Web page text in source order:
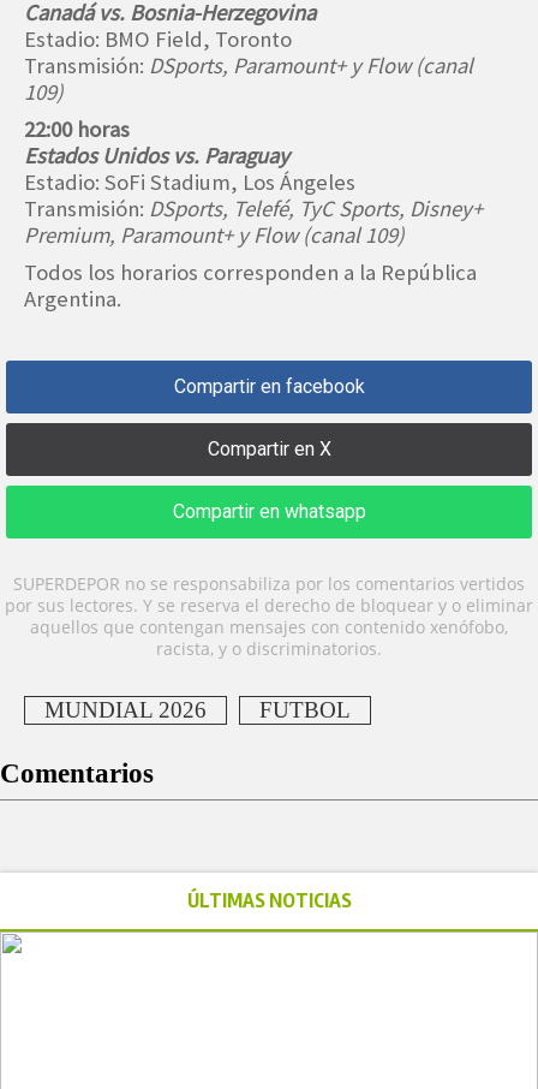
Canadá vs. Bosnia-Herzegovina
Estadio: BMO Field, Toronto
Transmisión: DSports, Paramount+ y Flow (canal
109)
22:00 horas
Estados Unidos vs. Paraguay
Estadio: SoFi Stadium, Los Ángeles
Transmisión: DSports, Telefé, TyC Sports, Disney+
Premium, Paramount+ y Flow (canal 109)
Todos los horarios corresponden a la República
Argentina.
Compartir en facebook
Compartir en X
Compartir en whatsapp
SUPERDEPOR no se responsabiliza por los comentarios vertidos
por sus lectores. Y se reserva el derecho de bloquear y o eliminar
aquellos que contengan mensajes con contenido xenófobo,
racista, y o discriminatorios.
MUNDIAL 2026 FUTBOL
Comentarios
ÚLTIMAS NOTICIAS